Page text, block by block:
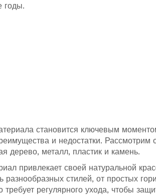
годы.
становится ключевым
и недостатки. Рассмотрим
дерево, металл, пластик и камень.
привлекает своей натуральной
стилей, от простых
регулярного ухода, чтобы